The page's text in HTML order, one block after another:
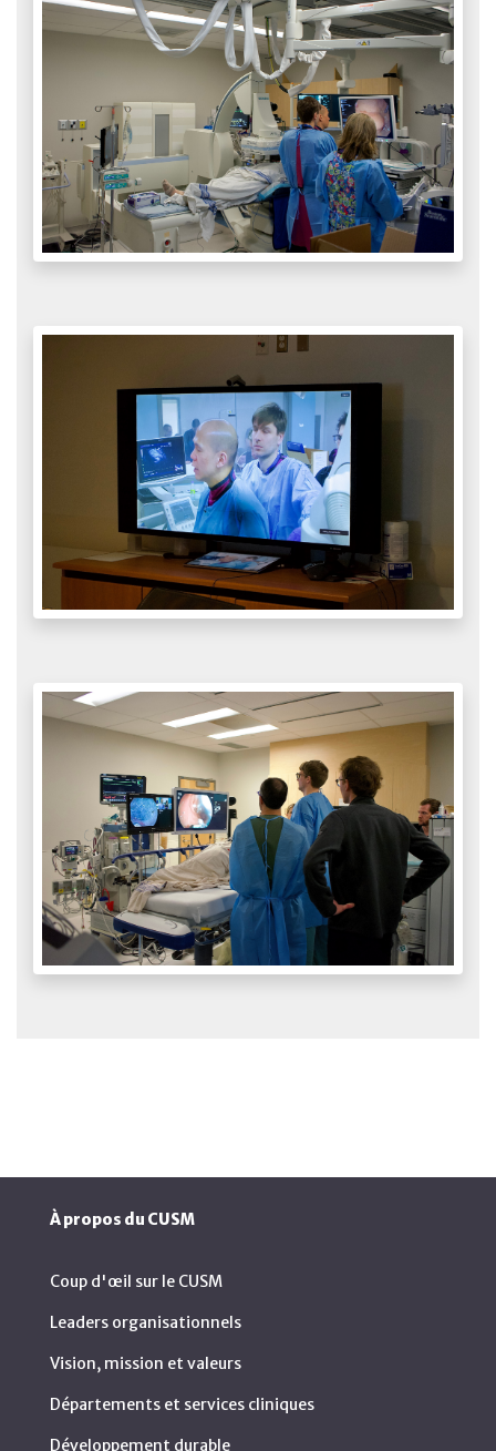
À propos du CUSM
Coup d'œil sur le CUSM
Leaders organisationnels
Vision, mission et valeurs
Départements et services cliniques
Développement durable